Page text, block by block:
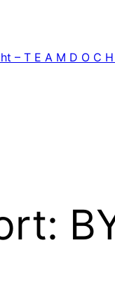
– T E A M D O C